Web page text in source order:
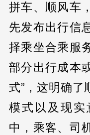
拼车、顺风车
先发布出行信
择乘坐合乘服
部分出行成本
式”，这明确了
模式以及现实
中，乘客、司